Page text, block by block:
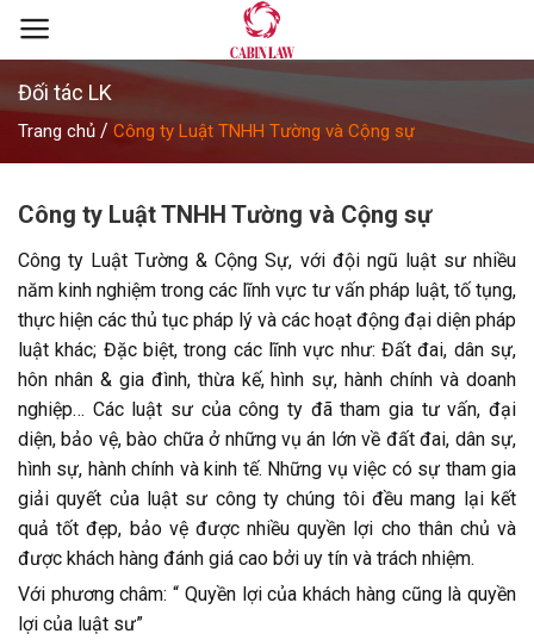
Skip
Đối tác LK
Trang chủ / Công ty Luật TNHH Tường và Cộng sự
Công ty Luật TNHH Tường và Cộng sự
Công ty Luật Tường & Cộng Sự, với đội ngũ luật sư nhiều
năm kinh nghiệm trong các lĩnh vực tư vấn pháp luật, tố tụng,
thực hiện các thủ tục pháp lý và các hoạt động đại diện pháp
luật khác; Đặc biệt, trong các lĩnh vực như: Đất đai, dân sự,
hôn nhân & gia đình, thừa kế, hình sự, hành chính và doanh
nghiệp… Các luật sư của công ty đã tham gia tư vấn, đại
diện, bảo vệ, bào chữa ở những vụ án lớn về đất đai, dân sự,
hình sự, hành chính và kinh tế. Những vụ việc có sự tham gia
giải quyết của luật sư công ty chúng tôi đều mang lại kết
quả tốt đẹp, bảo vệ được nhiều quyền lợi cho thân chủ và
được khách hàng đánh giá cao bởi uy tín và trách nhiệm.
Với phương châm: “ Quyền lợi của khách hàng cũng là quyền
lợi của luật sư”